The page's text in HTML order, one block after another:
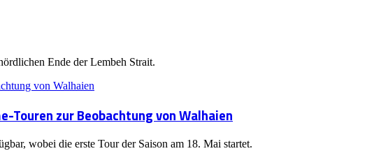
Ende der Lembeh Strait.
Touren zur Beobachtung von Walhaien
wobei die erste Tour der Saison am 18. Mai startet.